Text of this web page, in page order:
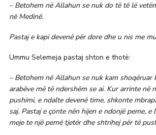
– Betohem në Allahun se nuk do të të lë
në Medinë.
Pastaj e kapi devenë për dore dhe u nis me
Ummu Selemeja pastaj shton e thotë:
– Betohem në Allahun se nuk kam shoqëruar
arabëve më të ndershëm se ai. Kur arrinte në
pushimi, e ndalte devenë time, shkonte
saj. Pastaj e çonte nën hijen e ndonjë peme,
meje te një pemë tjetër dhe shtrihej për të